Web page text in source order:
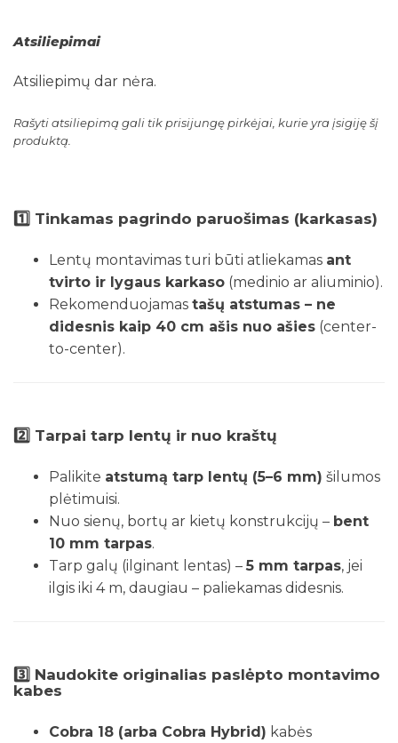
Atsiliepimai
Atsiliepimų dar nėra.
Rašyti atsiliepimą gali tik prisijungę pirkėjai, kurie yra įsigiję šį
produktą.
1️⃣ Tinkamas pagrindo paruošimas (karkasas)
Lentų montavimas turi būti atliekamas ant
tvirto ir lygaus karkaso (medinio ar aliuminio).
Rekomenduojamas tašų atstumas – ne
didesnis kaip 40 cm ašis nuo ašies (center-
to-center).
2️⃣ Tarpai tarp lentų ir nuo kraštų
Palikite atstumą tarp lentų (5–6 mm) šilumos
plėtimuisi.
Nuo sienų, bortų ar kietų konstrukcijų – bent
10 mm tarpas.
Tarp galų (ilginant lentas) – 5 mm tarpas, jei
ilgis iki 4 m, daugiau – paliekamas didesnis.
3️⃣ Naudokite originalias paslėpto montavimo
kabes
Cobra 18 (arba Cobra Hybrid) kabės